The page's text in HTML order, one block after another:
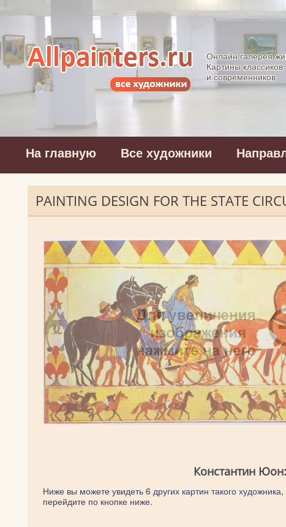
Allpainters.ru -
Онлайн галерея
Картины классиков
и современников
На главную Все художники
PAINTING DESIGN FOR THE STATE
Константин
Ниже вы можете увидеть 6 других картин такого
перейдите по кнопке ниже.